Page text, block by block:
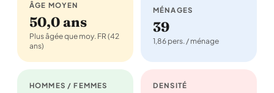
ÂGE MOYEN
50,0 ans
Plus âgée que moy. FR (42
ans)
MÉNAGES
39
1,86 pers. / ménage
HOMMES / FEMMES DENSITÉ